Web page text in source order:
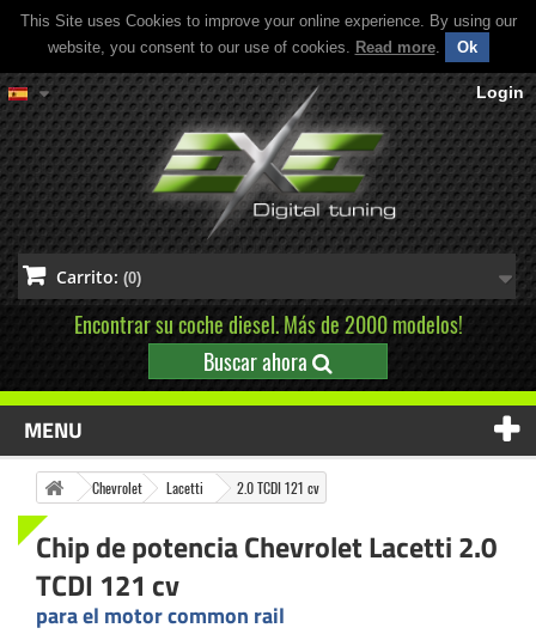
This Site uses Cookies to improve your online experience. By using our
website, you consent to our use of cookies. Read more. Ok
Login
Carrito: (0)
Encontrar su coche diesel. Más de 2000 modelos!
Buscar ahora
MENU
Chevrolet Lacetti 2.0 TCDI 121 cv
Chip de potencia Chevrolet Lacetti 2.0
TCDI 121 cv
para el motor common rail